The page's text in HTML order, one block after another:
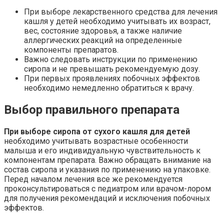
При выборе лекарственного средства для лечения
кашля у детей необходимо учитывать их возраст,
вес, состояние здоровья, а также наличие
аллергических реакций на определенные
компоненты препаратов.
Важно следовать инструкции по применению
сиропа и не превышать рекомендуемую дозу.
При первых проявлениях побочных эффектов
необходимо немедленно обратиться к врачу.
Выбор правильного препарата
При выборе сиропа от сухого кашля для детей
необходимо учитывать возрастные особенности
малыша и его индивидуальную чувствительность к
компонентам препарата. Важно обращать внимание на
состав сиропа и указания по применению на упаковке.
Перед началом лечения все же рекомендуется
проконсультироваться с педиатром или врачом-лором
для получения рекомендаций и исключения побочных
эффектов.